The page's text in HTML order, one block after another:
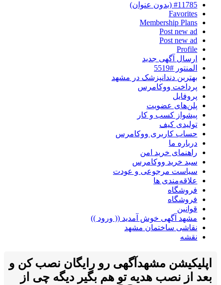
#11785 (بدون عنوان)
Favorites
Membership Plans
Post new ad
Post new ad
Profile
ارسال آگهی جدید
المنتور #5519
بهتربن دندانپزشک در مشهد
پرداخت ووکامرس
پروفایل
پلن‌های عضویت
پیشواز کسب و کار
تولیدی کیف
حساب کاربری ووکامرس
درباره ما
راهنمای خرید امن
سبد خرید ووکامرس
سیاست مرجوعی و عودت
علاقه‌مندی ها
فروشگاه
فروشگاه
قوانین
مشهد آگهی خوش آمدید (( ورود ))
نقاشی ساختمان مشهد
نقشه
اپلیکیشن مشهدآگهی رو رایگان نصب کن و
بعد از نصب هدیه تو هم بگیر دیگه چی از